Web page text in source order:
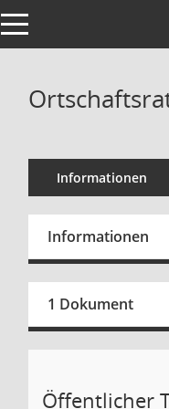
Toggle navigation
Informationen
Informationen
1 Dokument
Öffentlicher